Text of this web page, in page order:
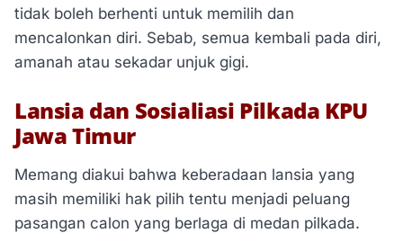
tidak boleh berhenti untuk memilih dan
mencalonkan diri. Sebab, semua kembali pada diri,
amanah atau sekadar unjuk gigi.
Lansia dan Sosialiasi Pilkada KPU
Jawa Timur
Memang diakui bahwa keberadaan lansia yang
masih memiliki hak pilih tentu menjadi peluang
pasangan calon yang berlaga di medan pilkada.